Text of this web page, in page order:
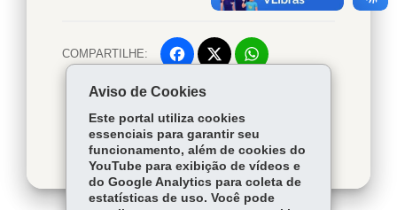
COMPARTILHE: Facebook
Voltar Início
Baixar
Aviso de Cookies
Este portal utiliza cookies
essenciais para garantir seu
funcionamento, além de cookies do
YouTube para exibição de vídeos e
do Google Analytics para coleta de
estatísticas de uso. Você pode